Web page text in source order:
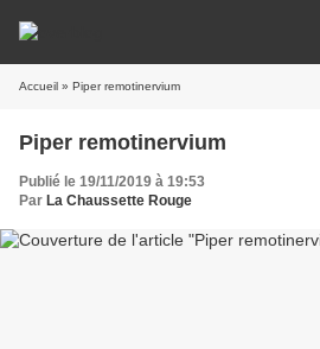
Accueil » Piper remotinervium
Piper remotinervium
Publié le 19/11/2019 à 19:53
Par La Chaussette Rouge